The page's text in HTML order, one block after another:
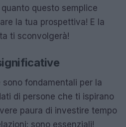
questo semplice
la tua prospettiva! E la
ti sconvolgerà!
fondamentali per la
di persone che ti ispirano
paura di investire tempo
sono essenziali!